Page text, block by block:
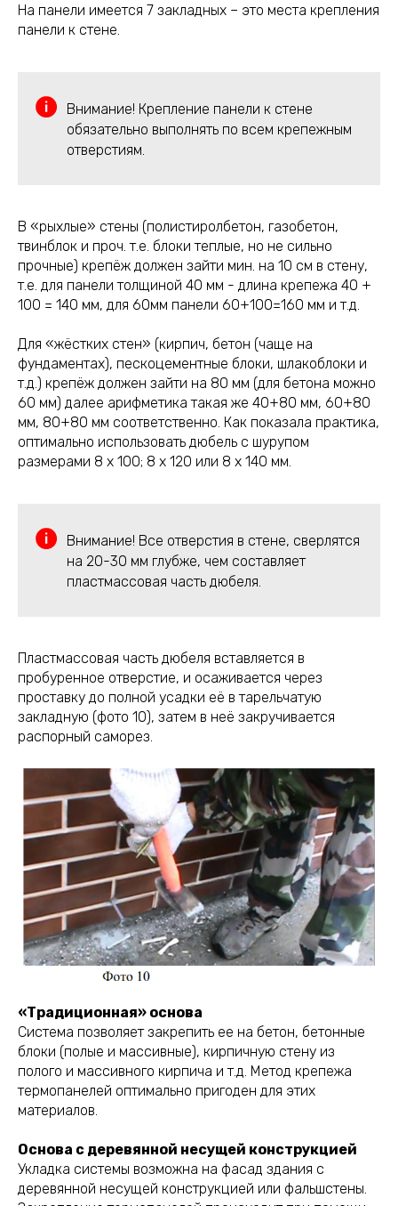
На панели имеется 7 закладных – это места крепления
панели к стене.
Внимание! Крепление панели к стене
обязательно выполнять по всем крепежным
отверстиям.
В «рыхлые» стены (полистиролбетон, газобетон,
твинблок и проч. т.е. блоки теплые, но не сильно
прочные) крепёж должен зайти мин. на 10 см в стену,
т.е. для панели толщиной 40 мм - длина крепежа 40 +
100 = 140 мм, для 60мм панели 60+100=160 мм и т.д.
Для «жёстких стен» (кирпич, бетон (чаще на
фундаментах), пескоцементные блоки, шлакоблоки и
т.д.) крепёж должен зайти на 80 мм (для бетона можно
60 мм) далее арифметика такая же 40+80 мм, 60+80
мм, 80+80 мм соответственно. Как показала практика,
оптимально использовать дюбель с шурупом
размерами 8 х 100; 8 х 120 или 8 х 140 мм.
Внимание! Все отверстия в стене, сверлятся
на 20-30 мм глубже, чем составляет
пластмассовая часть дюбеля.
Пластмассовая часть дюбеля вставляется в
пробуренное отверстие, и осаживается через
проставку до полной усадки её в тарельчатую
закладную (фото 10), затем в неё закручивается
распорный саморез.
«Традиционная» основа
Система позволяет закрепить ее на бетон, бетонные
блоки (полые и массивные), кирпичную стену из
полого и массивного кирпича и т.д. Метод крепежа
термопанелей оптимально пригоден для этих
материалов.
Основа с деревянной несущей конструкцией
Укладка системы возможна на фасад здания с
деревянной несущей конструкцией или фальшстены.